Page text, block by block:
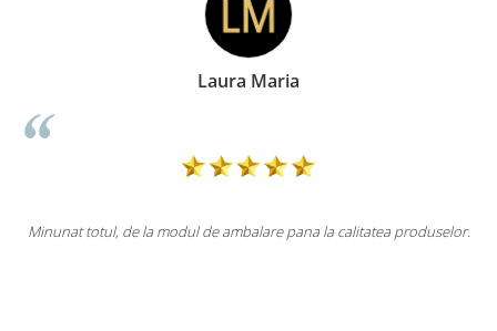
Laura Maria
de la modul de ambalare pana la calitatea produselor. Totul la